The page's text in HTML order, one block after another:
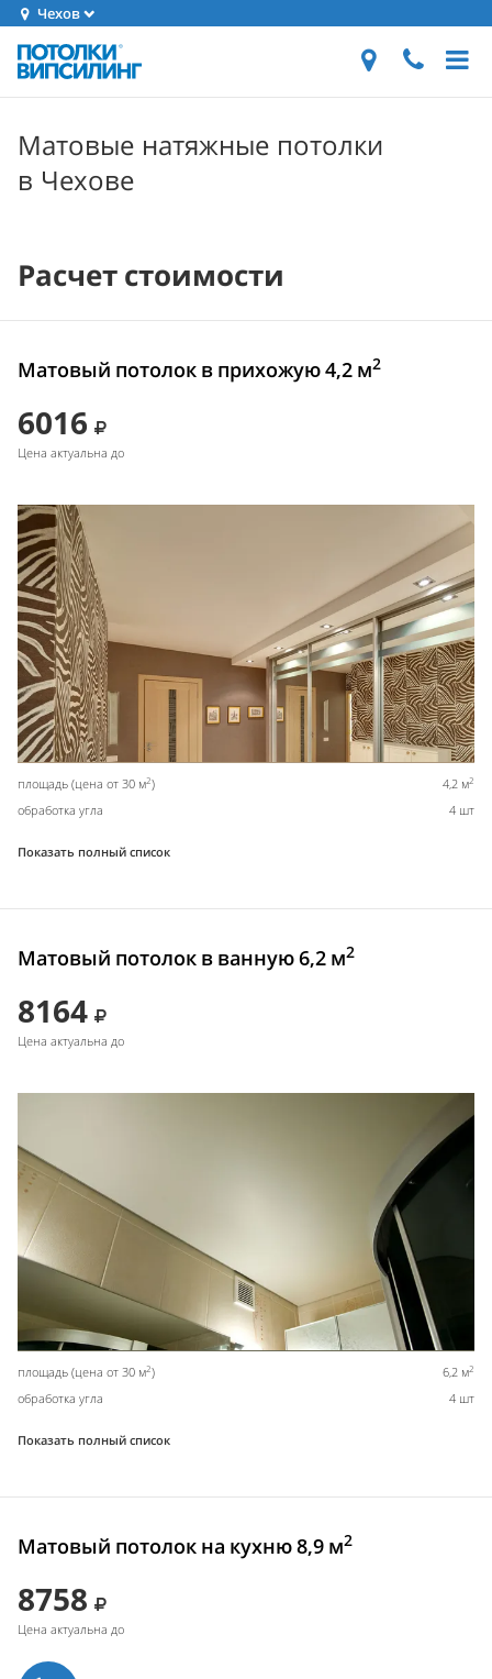
Чехов
Матовые натяжные потолки
в Чехове
Расчет стоимости
Матовый потолок в прихожую 4,2 м2
6016
Цена актуальна до
площадь (цена от 30 м2) 4,2 м2
обработка угла 4 шт
Показать полный список
Матовый потолок в ванную 6,2 м2
8164
Цена актуальна до
площадь (цена от 30 м2) 6,2 м2
обработка угла 4 шт
Показать полный список
Матовый потолок на кухню 8,9 м2
8758
Цена актуальна до